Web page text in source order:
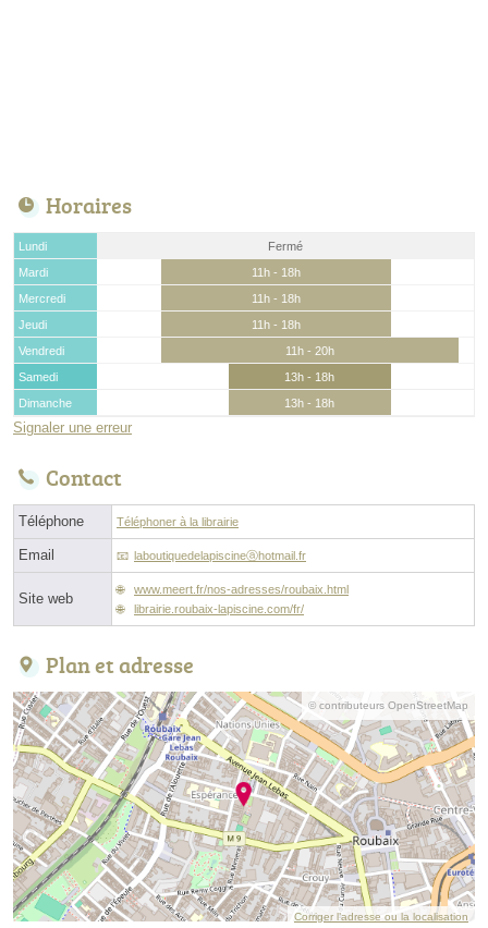
Horaires
Lundi
Fermé
Mardi
11h - 18h
Mercredi
11h - 18h
Jeudi
11h - 18h
Vendredi
11h - 20h
Samedi
13h - 18h
Dimanche
13h - 18h
Signaler une erreur
Contact
Téléphone Téléphoner à la librairie
Email laboutiquedelapiscineⓐhotmail.fr
Site web
www.meert.fr/nos-adresses/roubaix.html
librairie.roubaix-lapiscine.com/fr/
Plan et adresse
© contributeurs OpenStreetMap
Corriger l’adresse ou la localisation